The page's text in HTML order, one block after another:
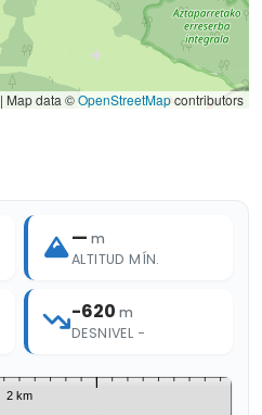
| Map data ©OpenStreetMapcontributors
— m
ALTITUD MÍN.
-620 m
DESNIVEL −